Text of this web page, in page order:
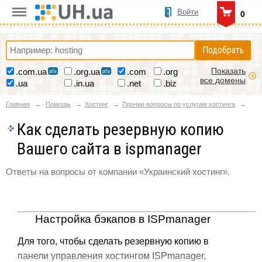
0
Войти
Подобрать
.com.ua .org.ua .com
.org
.ua
.in.ua .net .biz
Показать
все домены
Главная Помощь Хостинг Прочие вопросы по услугам хостинга
Как сделать резервную копию
Вашего сайта в ispmanager
Ответы на вопросы от компании «Украинский хостинг».
Настройка бэкапов в ISPmanager
Для того, чтобы сделать резервную копию в
панели управления хостингом ISPmanager,